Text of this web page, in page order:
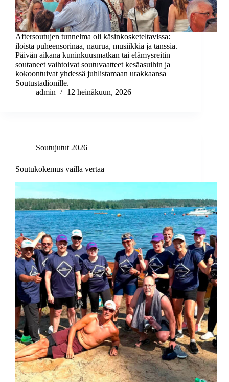
Aftersoutujen tunnelma oli käsinkosketeltavissa:
iloista puheensorinaa, naurua, musiikkia ja tanssia.
Päivän aikana kuninkuusmatkan tai elämysreitin
soutaneet vaihtoivat soutuvaatteet kesäasuihin ja
kokoontuivat yhdessä juhlistamaan urakkaansa
Soutustadionille.
admin
12 heinäkuun, 2026
Soutujutut 2026
Soutukokemus vailla vertaa